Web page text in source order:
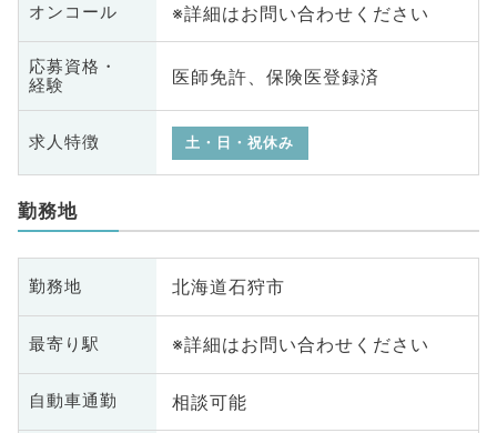
オンコール ※詳細はお問い合わせください
応募資格・
経験
医師免許、保険医登録済
求人特徴 土・日・祝休み
勤務地
勤務地 北海道石狩市
最寄り駅 ※詳細はお問い合わせください
自動車通勤 相談可能